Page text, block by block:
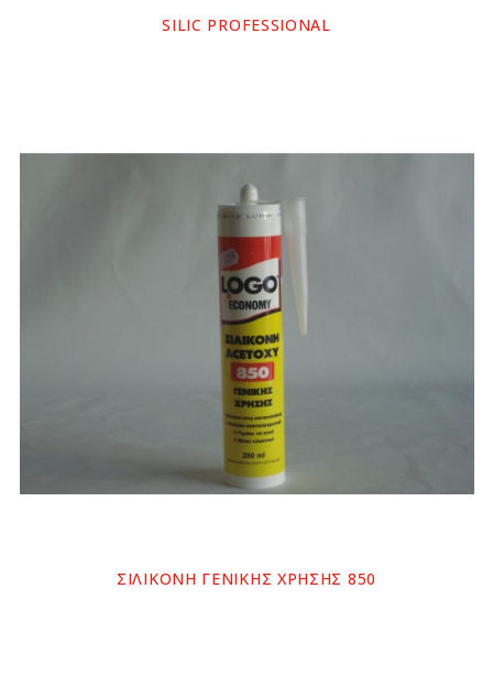
SILIC PROFESSIONAL
ΣΙΛΙΚΟΝΗ ΓΕΝΙΚΗΣ ΧΡΗΣΗΣ 850